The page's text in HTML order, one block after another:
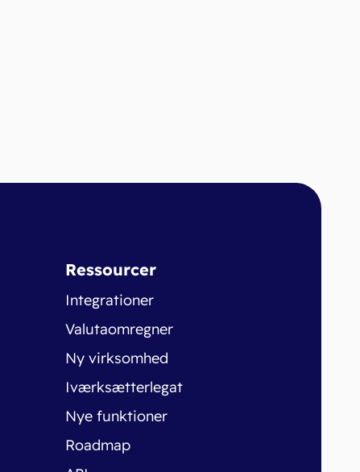
Ressourcer
Integrationer
Valutaomregner
Ny virksomhed
Iværksætterlegat
Nye funktioner
Roadmap